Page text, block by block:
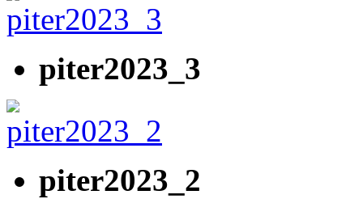
piter2023_3
piter2023_2